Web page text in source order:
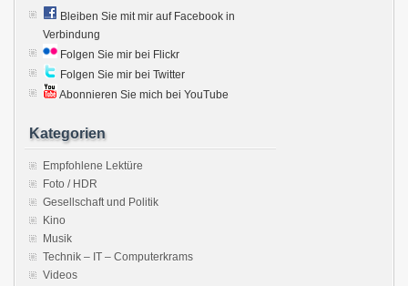
Bleiben Sie mit mir auf Facebook in
Verbindung
Folgen Sie mir bei Flickr
Folgen Sie mir bei Twitter
Abonnieren Sie mich bei YouTube
Kategorien
Empfohlene Lektüre
Foto / HDR
Gesellschaft und Politik
Kino
Musik
Technik – IT – Computerkrams
Videos